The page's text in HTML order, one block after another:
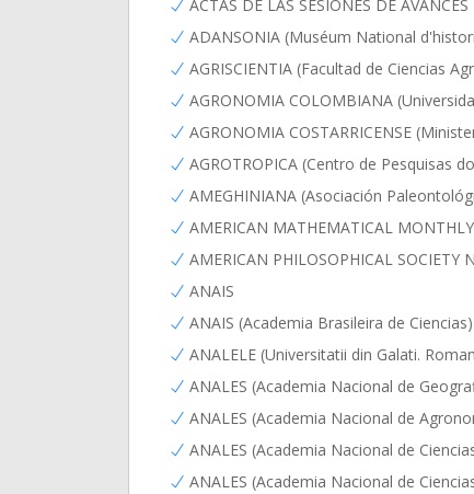
ACTAS DE LAS SESIONES DE
ADANSONIA (Muséum National
AGRISCIENTIA (Facultad de Ciencias
AGRONOMIA COLOMBIANA
AGRONOMIA COSTARRICENSE
AGROTROPICA (Centro de Pesquisas
AMEGHINIANA (Asociación
AMERICAN MATHEMATICAL
AMERICAN PHILOSOPHICAL
ANAIS
ANAIS (Academia Brasileira de Ciencias)
ANALELE (Universitatii din Galati.
ANALES (Academia Nacional de
ANALES (Academia Nacional de
ANALES (Academia Nacional de
ANALES (Academia Nacional de